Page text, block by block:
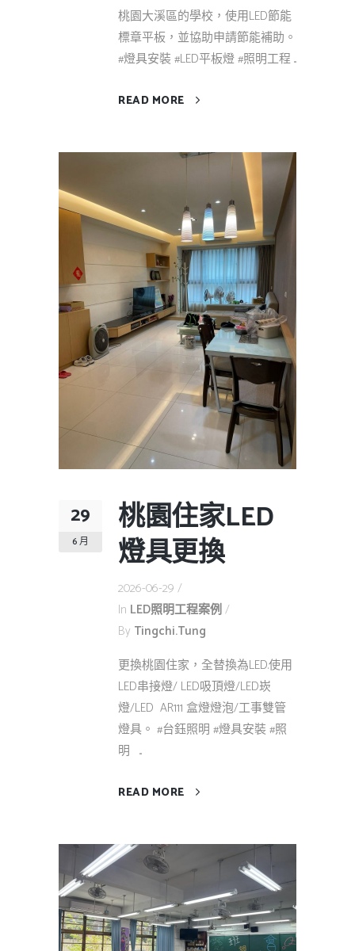
桃園大溪區的學校，使用LED節能
標章平板，並協助申請節能補助。
#燈具安裝 #LED平板燈 #照明工程 ...
READ MORE
29
6 月
桃園住家LED
燈具更換
2026-06-29
In LED照明工程案例
By Tingchi.tung
更換桃園住家，全替換為LED.使用
LED串接燈/ LED吸頂燈/LED崁
燈/LED AR111 盒燈燈泡/工事雙管
燈具。 #台鈺照明 #燈具安裝 #照
明 ...
READ MORE